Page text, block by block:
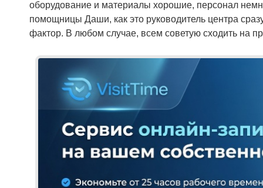
оборудование и материалы хорошие, персонал
помощницы Даши, как это руководитель центра
фактор. В любом случае, всем советую сходить на